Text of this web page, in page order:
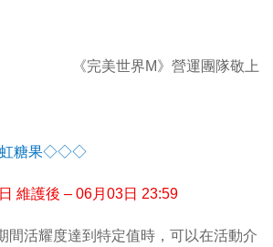
《完美世界M》營運團隊敬上
糖果◇◇◇
維護後 – 06月03日 23:59
間活耀度達到特定值時，可以在活動介